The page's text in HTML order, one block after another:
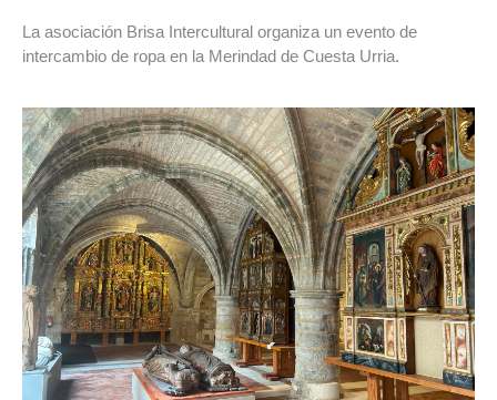
La asociación Brisa Intercultural organiza un evento de
intercambio de ropa en la Merindad de Cuesta Urria.